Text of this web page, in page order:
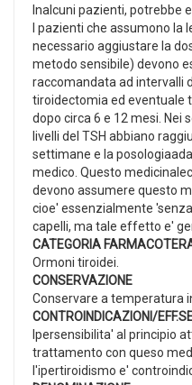
Inalcuni pazienti, potrebbe
I pazienti che assumono la
necessario aggiustare la
metodo sensibile) devono
raccomandata ad intervalli
tiroidectomia ed eventuale
dopo circa 6 e 12 mesi. Nei
livelli del TSH abbiano
settimane e la
medico. Questo
devono assumere questo
cioe' essenzialmente
capelli, ma tale effetto e'
CATEGORIA
Ormoni tiroidei.
CONSERVAZIONE
Conservare a temperatura
CONTROINDICAZIONI/
Ipersensibilita' al principio
trattamento con queso
l'ipertiroidismo e'